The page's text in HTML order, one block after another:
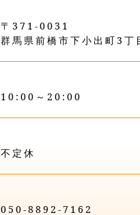
〒371-0031
群馬県前橋市下小出町3
10:00～20:00
不定休
050-8892-7162